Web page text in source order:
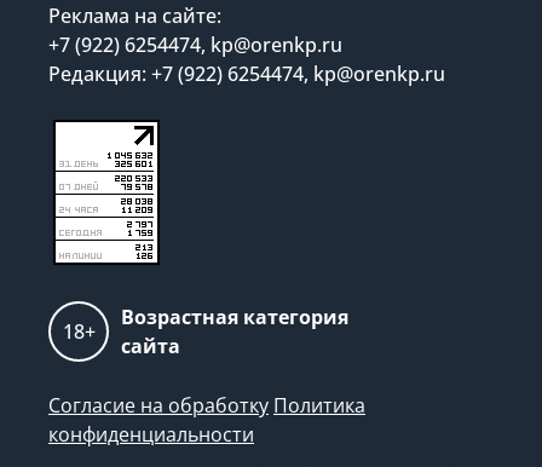
Реклама на сайте:
+7 (922) 6254474, kp@orenkp.ru
Редакция: +7 (922) 6254474, kp@orenkp.ru
18+
Возрастная категория
сайта
Согласие на обработку Политика
конфиденциальности